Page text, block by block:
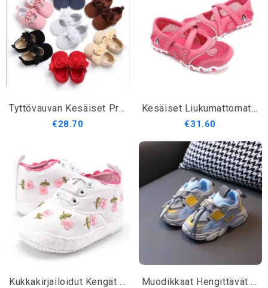
Tyttövauvan Kesäiset Prinsessakengät
€28.70
Kesäiset Liukumattomat Verkkokengät Tytöille
€31.60
Kukkakirjailoidut Kengät Tytöille Muodikkaat Hengittävät Kanvasvauvojen Kengät